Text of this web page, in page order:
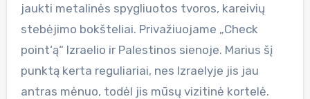
jaukti metalinės spygliuotos tvoros, kareivių
stebėjimo bokšteliai. Privažiuojame „Check
point‘ą“ Izraelio ir Palestinos sienoje. Marius šį
punktą kerta reguliariai, nes Izraelyje jis jau
antras mėnuo, todėl jis mūsų vizitinė kortelė.